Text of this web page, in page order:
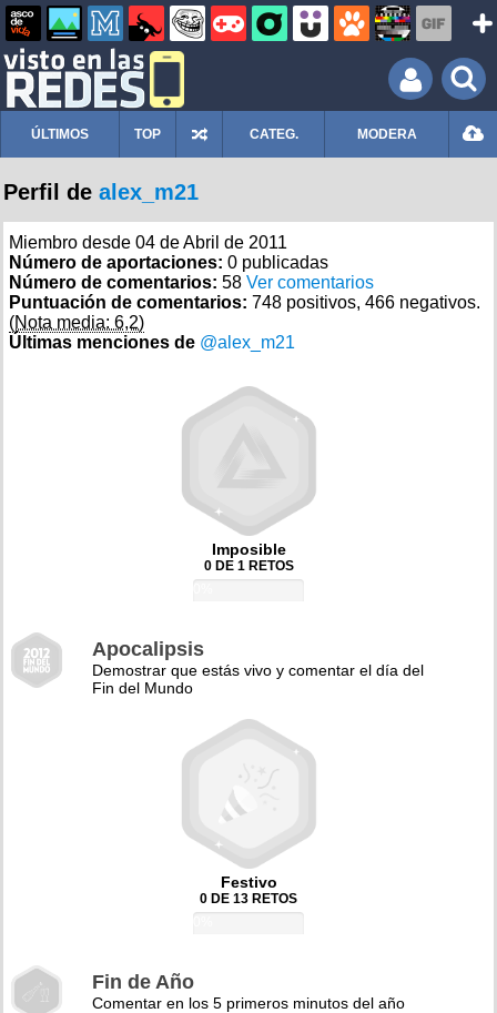
ÚLTIMOS TOP CATEG. MODERA
Perfil de alex_m21
Miembro desde 04 de Abril de 2011
Número de aportaciones: 0 publicadas
Número de comentarios: 58 Ver comentarios
Puntuación de comentarios: 748 positivos, 466 negativos.
(Nota media: 6,2)
Últimas menciones de @alex_m21
Imposible
0 DE 1 RETOS
Apocalipsis
Demostrar que estás vivo y comentar el día del
Fin del Mundo
Festivo
0 DE 13 RETOS
Fin de Año
Comentar en los 5 primeros minutos del año